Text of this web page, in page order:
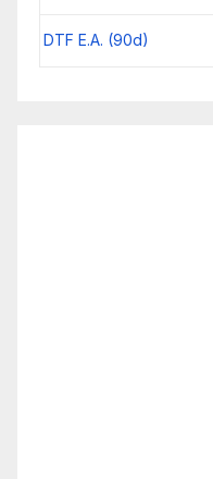
DTF E.A. (90d)